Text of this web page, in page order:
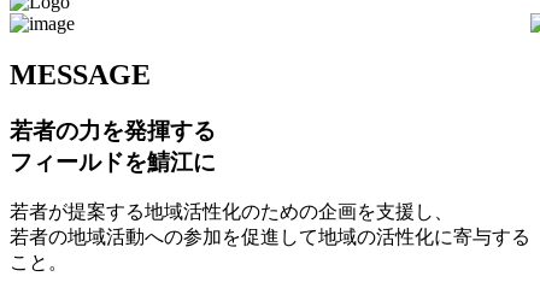
MESSAGE
若者の力を発揮する
フィールドを鯖江に
若者が提案する地域活性化のための企画を支援し、
若者の地域活動への参加を促進して地域の活性化に寄与する
こと。